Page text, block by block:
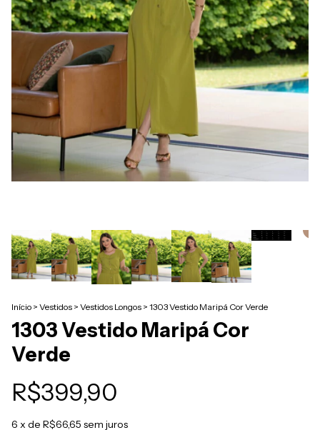
Início > Vestidos > Vestidos Longos > 1303 Vestido Maripá Cor Verde
1303 Vestido Maripá Cor
Verde
R$399,90
6 x de R$66,65 sem juros